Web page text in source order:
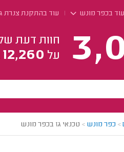
עוד בכפר מונש עוד בהתקנת צנרת
חוות דעת
על 12,260
> כפר מונש > טכנאי גז בכפר מונש